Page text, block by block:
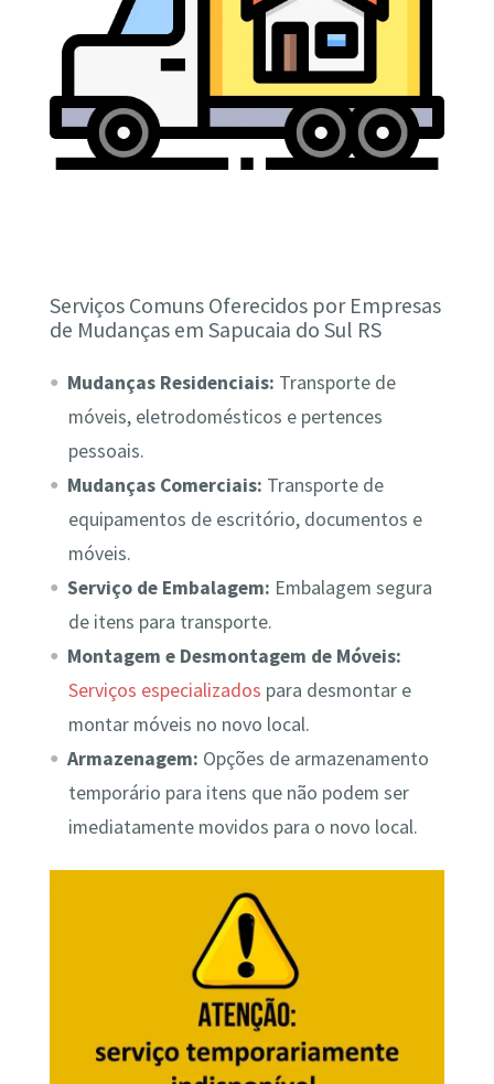
Serviços Comuns Oferecidos por Empresas
de Mudanças em Sapucaia do Sul RS
Mudanças Residenciais: Transporte de
móveis, eletrodomésticos e pertences
pessoais.
Mudanças Comerciais: Transporte de
equipamentos de escritório, documentos e
móveis.
Serviço de Embalagem: Embalagem segura
de itens para transporte.
Montagem e Desmontagem de Móveis:
Serviços especializados para desmontar e
montar móveis no novo local.
Armazenagem: Opções de armazenamento
temporário para itens que não podem ser
imediatamente movidos para o novo local.